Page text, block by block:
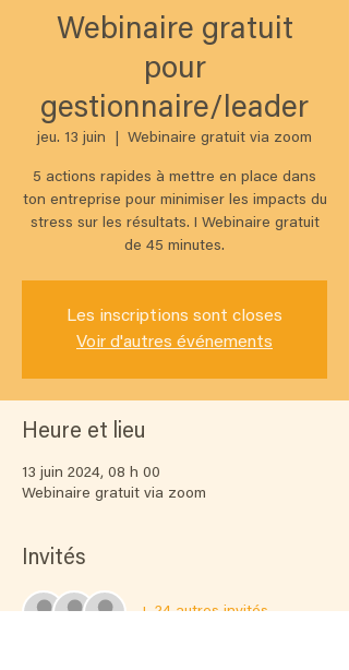
Webinaire gratuit
pour
gestionnaire/leader
jeu. 13 juin Webinaire gratuit via zoom
5 actions rapides à mettre en place dans
ton entreprise pour minimiser les impacts du
stress sur les résultats. I Webinaire gratuit
de 45 minutes.
Les inscriptions sont closes
Voir d'autres événements
Heure et lieu
13 juin 2024, 08 h 00
Webinaire gratuit via zoom
Invités
+ 24 autres invités